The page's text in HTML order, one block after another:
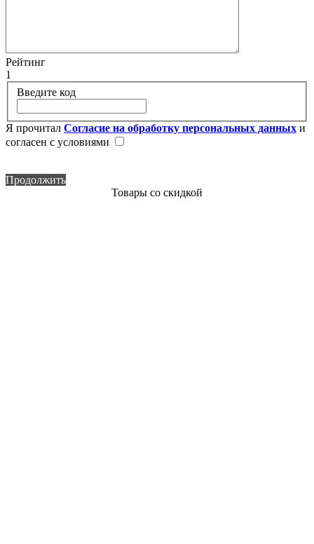
Рейтинг
1
Введите код
Я прочитал Согласие на обработку персональных данных и
согласен с условиями
Продолжить
Товары со скидкой